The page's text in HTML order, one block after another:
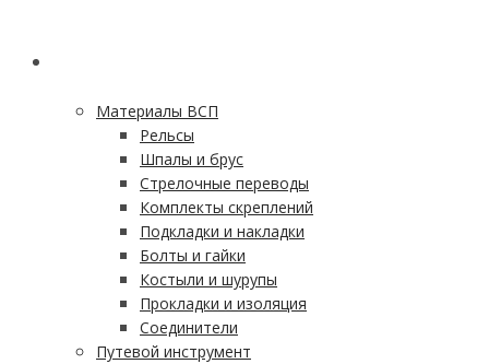
Материалы ВСП
Рельсы
Шпалы и брус
Стрелочные переводы
Комплекты скреплений
Подкладки и накладки
Болты и гайки
Костыли и шурупы
Прокладки и изоляция
Соединители
Путевой инструмент